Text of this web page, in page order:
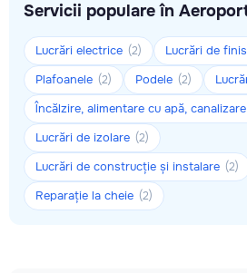
Servicii populare în
Lucrări electrice (2) Lucrări de
Plafoanele (2) Podele (2)
Încălzire, alimentare cu apă, canalizare
Lucrări de izolare (2)
Lucrări de construcție și instalare (2)
Reparație la cheie (2)